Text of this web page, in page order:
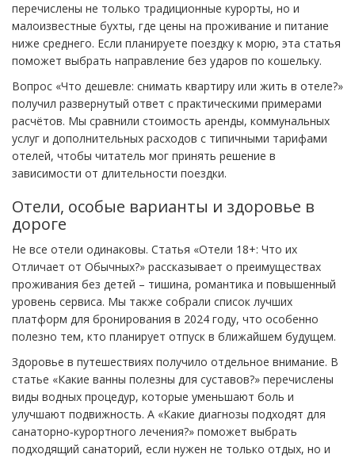
перечислены не только традиционные курорты, но и
малоизвестные бухты, где цены на проживание и питание
ниже среднего. Если планируете поездку к морю, эта статья
поможет выбрать направление без ударов по кошельку.
Вопрос «Что дешевле: снимать квартиру или жить в отеле?»
получил развернутый ответ с практическими примерами
расчётов. Мы сравнили стоимость аренды, коммунальных
услуг и дополнительных расходов с типичными тарифами
отелей, чтобы читатель мог принять решение в
зависимости от длительности поездки.
Отели, особые варианты и здоровье в
дороге
Не все отели одинаковы. Статья «Отели 18+: Что их
Отличает от Обычных?» рассказывает о преимуществах
проживания без детей – тишина, романтика и повышенный
уровень сервиса. Мы также собрали список лучших
платформ для бронирования в 2024 году, что особенно
полезно тем, кто планирует отпуск в ближайшем будущем.
Здоровье в путешествиях получило отдельное внимание. В
статье «Какие ванны полезны для суставов?» перечислены
виды водных процедур, которые уменьшают боль и
улучшают подвижность. А «Какие диагнозы подходят для
санаторно‑курортного лечения?» поможет выбрать
подходящий санаторий, если нужен не только отдых, но и